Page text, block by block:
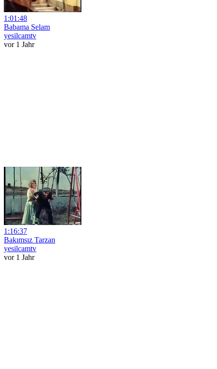
1:01:48
Babama Selam
yesilcamtv
vor 1 Jahr
1:16:37
Bakımsız Tarzan
yesilcamtv
vor 1 Jahr